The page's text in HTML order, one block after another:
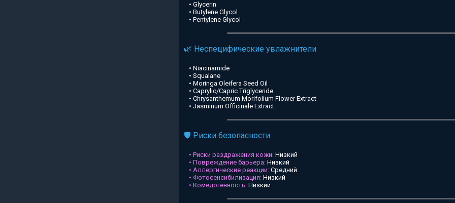
• Glycerin
• Butylene Glycol
• Pentylene Glycol
🌿 Неспецифические увлажнители
• Niacinamide
• Squalane
• Moringa Oleifera Seed Oil
• Caprylic/Capric Triglyceride
• Chrysanthemum Morifolium Flower Extract
• Jasminum Officinale Extract
🛡️ Риски безопасности
• Риски раздражения кожи: Низкий
• Повреждение барьера: Низкий
• Аллергические реакции: Средний
• Фотосенсибилизация: Низкий
• Комедогенность: Низкий